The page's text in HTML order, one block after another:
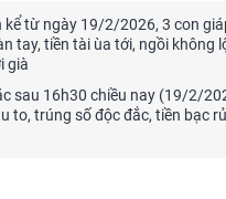
kể từ ngày 19/2/2026, 3 con
tay, tiền tài ùa tới, ngồi không
già
sau 16h30 chiều nay (19/2/
to, trúng số độc đắc, tiền bạc